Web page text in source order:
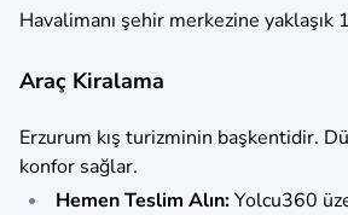
Havalimanı şehir merkezine
Araç Kiralama
Erzurum kış turizminin başkentidir.
konfor sağlar.
Hemen Teslim Alın:Yolcu360